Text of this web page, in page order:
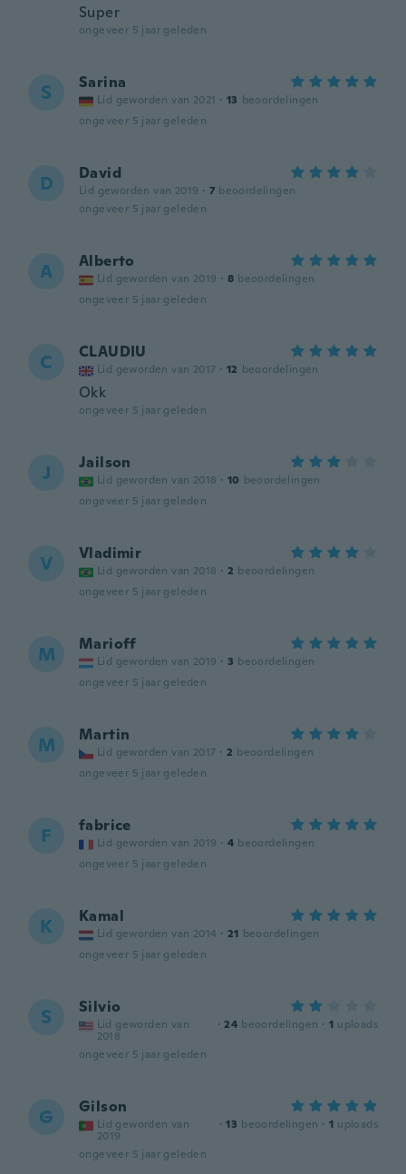
Super
ongeveer 5 jaar geleden
S Sarina
Lid geworden van 2021 · 13 beoordelingen
ongeveer 5 jaar geleden
D David
Lid geworden van 2019 · 7 beoordelingen
ongeveer 5 jaar geleden
A Alberto
Lid geworden van 2019 · 8 beoordelingen
ongeveer 5 jaar geleden
C CLAUDIU
Lid geworden van 2017 · 12 beoordelingen
Okk
ongeveer 5 jaar geleden
J Jailson
Lid geworden van 2018 · 10 beoordelingen
ongeveer 5 jaar geleden
V Vladimir
Lid geworden van 2018 · 2 beoordelingen
ongeveer 5 jaar geleden
M Marioff
Lid geworden van 2019 · 3 beoordelingen
ongeveer 5 jaar geleden
M Martin
Lid geworden van 2017 · 2 beoordelingen
ongeveer 5 jaar geleden
F fabrice
Lid geworden van 2019 · 4 beoordelingen
ongeveer 5 jaar geleden
K Kamal
Lid geworden van 2014 · 21 beoordelingen
ongeveer 5 jaar geleden
S Silvio
Lid geworden van
2018
· 24 beoordelingen · 1 uploads
ongeveer 5 jaar geleden
G Gilson
Lid geworden van
2019
· 13 beoordelingen · 1 uploads
ongeveer 5 jaar geleden